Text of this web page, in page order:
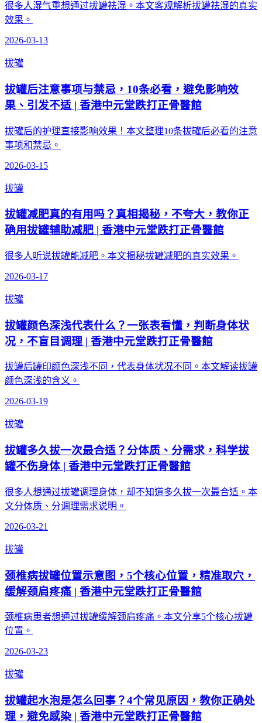
很多人湿气重想通过拔罐祛湿。本文客观解析拔罐祛湿的真实
效果。
2026-03-13
拔罐
拔罐后注意事项与禁忌，10条必看，避免影响效
果、引发不适 | 香港中元堂跌打正骨醫館
拔罐后的护理直接影响效果！本文整理10条拔罐后必看的注意
事项和禁忌。
2026-03-15
拔罐
拔罐减肥真的有用吗？真相揭秘，不夸大，教你正
确用拔罐辅助减肥 | 香港中元堂跌打正骨醫館
很多人听说拔罐能减肥。本文揭秘拔罐减肥的真实效果。
2026-03-17
拔罐
拔罐颜色深浅代表什么？一张表看懂，判断身体状
况，不盲目调理 | 香港中元堂跌打正骨醫館
拔罐后罐印颜色深浅不同，代表身体状况不同。本文解读拔罐
颜色深浅的含义。
2026-03-19
拔罐
拔罐多久拔一次最合适？分体质、分需求，科学拔
罐不伤身体 | 香港中元堂跌打正骨醫館
很多人想通过拔罐调理身体，却不知道多久拔一次最合适。本
文分体质、分调理需求说明。
2026-03-21
拔罐
颈椎病拔罐位置示意图，5个核心位置，精准取穴，
缓解颈肩疼痛 | 香港中元堂跌打正骨醫館
颈椎病患者想通过拔罐缓解颈肩疼痛。本文分享5个核心拔罐
位置。
2026-03-23
拔罐
拔罐起水泡是怎么回事？4个常见原因，教你正确处
理，避免感染 | 香港中元堂跌打正骨醫館